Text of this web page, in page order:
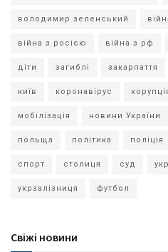
володимир зеленський
війна з росією війна з рф
діти загиблі закарпаття
київ коронавірус
мобілізація новини України
польща політика поліція
спорт столиця суд
укрзалізниця футбол
Свіжі новини